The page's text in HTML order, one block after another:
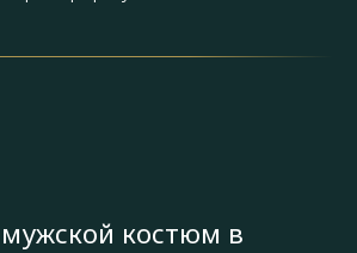
костюм в